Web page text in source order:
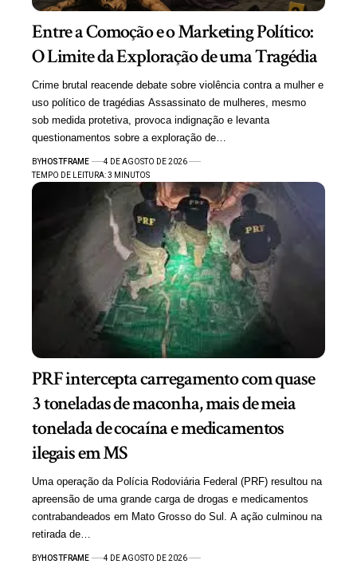
Entre a Comoção e o Marketing Político:
O Limite da Exploração de uma Tragédia
Crime brutal reacende debate sobre violência contra a mulher e
uso político de tragédias Assassinato de mulheres, mesmo
sob medida protetiva, provoca indignação e levanta
questionamentos sobre a exploração de…
BYHOSTFRAME
4 DE AGOSTO DE 2026
TEMPO DE LEITURA: 3 MINUTOS
PRF intercepta carregamento com quase
3 toneladas de maconha, mais de meia
tonelada de cocaína e medicamentos
ilegais em MS
Uma operação da Polícia Rodoviária Federal (PRF) resultou na
apreensão de uma grande carga de drogas e medicamentos
contrabandeados em Mato Grosso do Sul. A ação culminou na
retirada de…
BYHOSTFRAME
4 DE AGOSTO DE 2026